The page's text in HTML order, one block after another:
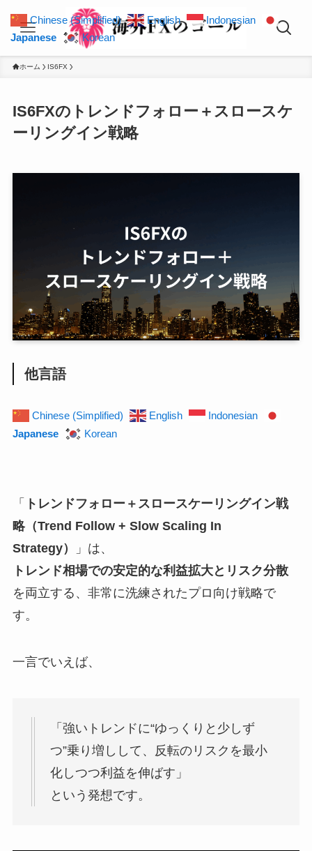
ホーム IS6FX
IS6FXのトレンドフォロー＋スロースケ
ーリングイン戦略
他言語
Chinese (Simplified) English
Indonesian
Japanese
Korean
「
トレンドフォロー＋スロースケーリングイン戦
略（Trend Follow + Slow Scaling In
Strategy）
」は、
トレンド相場での安定的な利益拡大とリスク分散
を両立する、非常に洗練されたプロ向け戦略で
す。
一言でいえば、
「強いトレンドに“ゆっくりと少しず
つ”乗り増しして、反転のリスクを最小
化しつつ利益を伸ばす」
という発想です。
Chinese (Simplified) English
Indonesian
Japanese
Korean